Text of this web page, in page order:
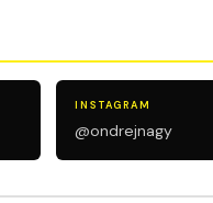
INSTAGRAM
@ondrejnagy